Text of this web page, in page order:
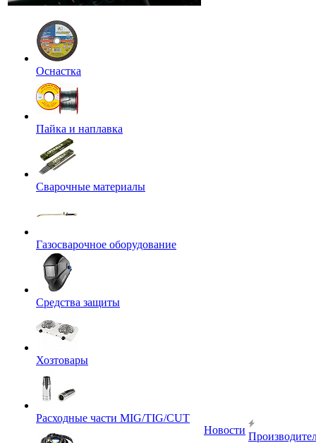
Оснастка
Пайка и наплавка
Сварочные материалы
Газосварочное оборудование
Средства защиты
Хозтовары
Расходные части MIG/TIG/CUT
Новости